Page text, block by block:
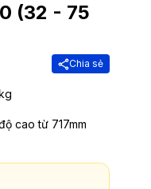
(32 - 75
Chia sẻ
cao từ 717mm